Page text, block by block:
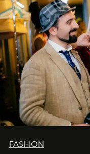
FASHION